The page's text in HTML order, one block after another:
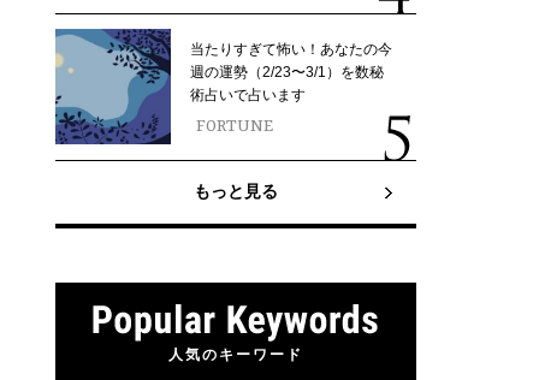
当たりすぎて怖い！あなたの今
週の運勢（2/23〜3/1）を数秘
術占いで占います
FORTUNE
もっと見る
人気のキーワード